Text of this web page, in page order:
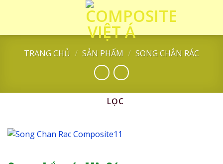
TRANG CHỦ / SẢN PHẨM / SONG CHẮN RÁC
LỌC